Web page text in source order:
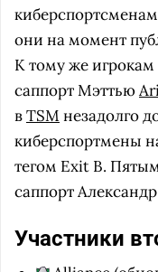
они на момент
К тому же игрокам
саппорт Мэттью
вTSM незадолго
киберспортмены
тегом Exit B.
саппорт Александр
Участники